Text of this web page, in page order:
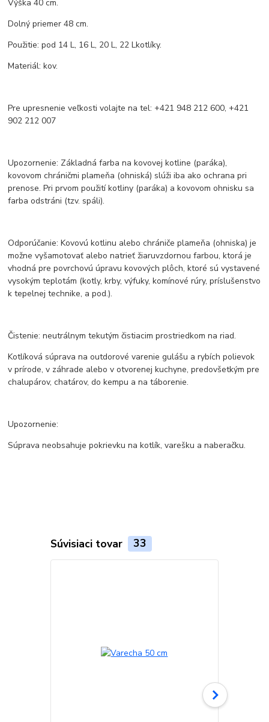
Výška 40 cm.
Dolný priemer 48 cm.
Použitie: pod 14 L, 16 L, 20 L, 22 Lkotlíky.
Materiál: kov.
Pre upresnenie veľkosti volajte na tel: +421 948 212 600, +421
902 212 007
Upozornenie: Základná farba na kovovej kotline (paráka),
kovovom chráničmi plameňa (ohniská) slúži iba ako ochrana pri
prenose. Pri prvom použití kotliny (paráka) a kovovom ohnisku sa
farba odstráni (tzv. spáli).
Odporúčanie: Kovovú kotlinu alebo chrániče plameňa (ohniska) je
možne vyšamotovať alebo natrieť žiaruvzdornou farbou, ktorá je
vhodná pre povrchovú úpravu kovových plôch, ktoré sú vystavené
vysokým teplotám (kotly, krby, výfuky, komínové rúry, príslušenstvo
k tepelnej technike, a pod.).
Čistenie: neutrálnym tekutým čistiacim prostriedkom na riad.
Kotlíková súprava na outdorové varenie gulášu a rybích polievok
v prírode, v záhrade alebo v otvorenej kuchyne, predovšetkým pre
chalupárov, chatárov, do kempu a na táborenie.
Upozornenie:
Súprava neobsahuje pokrievku na kotlík, varešku a naberačku.
Súvisiaci tovar 33